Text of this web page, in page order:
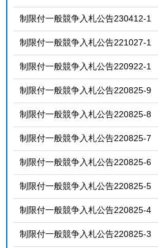
制限付一般競争入札公告230412-1
制限付一般競争入札公告221027-1
制限付一般競争入札公告220922-1
制限付一般競争入札公告220825-9
制限付一般競争入札公告220825-8
制限付一般競争入札公告220825-7
制限付一般競争入札公告220825-6
制限付一般競争入札公告220825-5
制限付一般競争入札公告220825-4
制限付一般競争入札公告220825-3